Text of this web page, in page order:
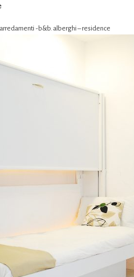
-b&b. alberghi – residence